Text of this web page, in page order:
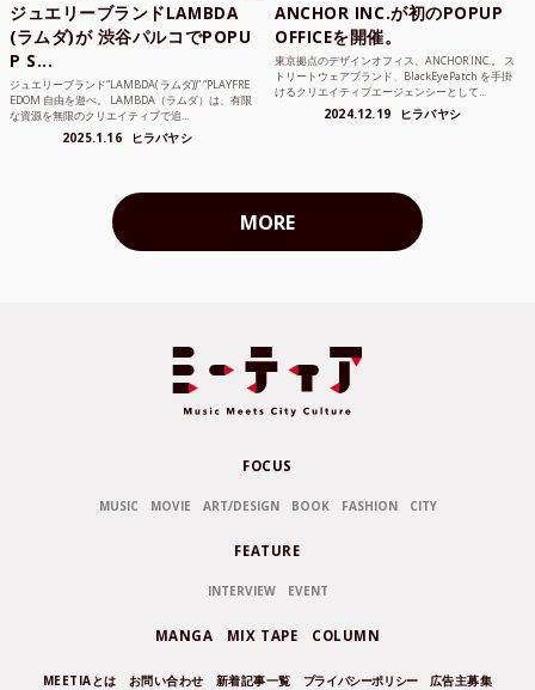
ジュエリーブランドLAMBDA
(ラムダ)が 渋谷パルコでPOPU
P S...
ジュエリーブランド“LAMBDA( ラムダ))” “PLAYFRE
EDOM 自由を遊べ。 LAMBDA（ラムダ）は、有限
な資源を無限のクリエイティブで追...
2025.1.16 ヒラバヤシ
ANCHOR INC.が初のPOPUP
OFFICEを開催。
東京拠点のデザインオフィス、ANCHOR INC.。 ス
トリートウェアブランド、BlackEyePatch を手掛
けるクリエイティブエージェンシーとして...
2024.12.19 ヒラバヤシ
MORE
FOCUS
MUSIC MOVIE ART/DESIGN BOOK FASHION CITY
FEATURE
INTERVIEW EVENT
MANGA MIX TAPE COLUMN
MEETIAとは お問い合わせ 新着記事一覧 プライバシーポリシー 広告主募集